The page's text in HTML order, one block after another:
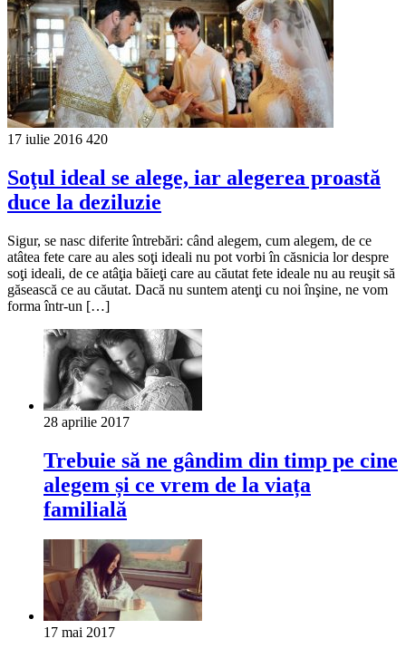
17 iulie 2016 420
Soţul ideal se alege, iar alegerea proastă
duce la deziluzie
Sigur, se nasc diferite întrebări: când alegem, cum alegem, de ce
atâtea fete care au ales soţi ideali nu pot vorbi în căsnicia lor despre
soţi ideali, de ce atâţia băieţi care au căutat fete ideale nu au reuşit să
găsească ce au căutat. Dacă nu suntem atenţi cu noi înşine, ne vom
forma într-un […]
28 aprilie 2017
Trebuie să ne gândim din timp pe cine
alegem și ce vrem de la viața
familială
17 mai 2017